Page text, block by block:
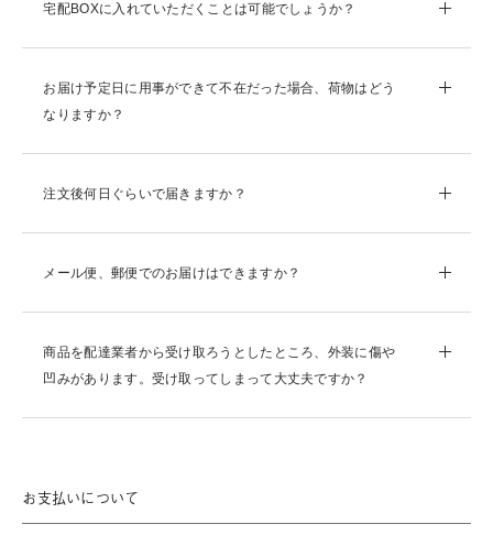
宅配BOXに入れていただくことは可能でしょうか？
お届け予定日に用事ができて不在だった場合、荷物はどう
なりますか？
注文後何日ぐらいで届きますか？
メール便、郵便でのお届けはできますか？
商品を配達業者から受け取ろうとしたところ、外装に傷や
凹みがあります。受け取ってしまって大丈夫ですか？
お支払いについて